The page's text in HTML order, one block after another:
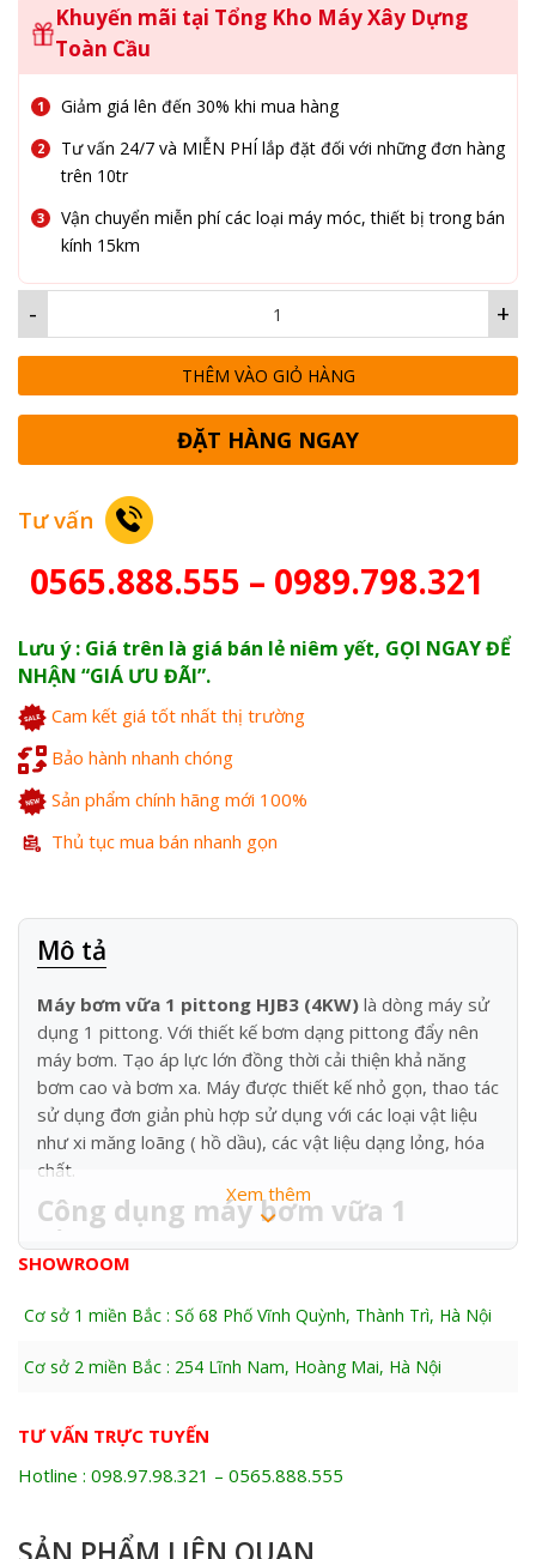
Khuyến mãi tại Tổng Kho Máy Xây Dựng
Toàn Cầu
Giảm giá lên đến 30% khi mua hàng
Tư vấn 24/7 và MIỄN PHÍ lắp đặt đối với những đơn hàng
trên 10tr
Vận chuyển miễn phí các loại máy móc, thiết bị trong bán
kính 15km
+
-
THÊM VÀO GIỎ HÀNG
ĐẶT HÀNG NGAY
Tư vấn
0565.888.555 – 0989.798.321
Lưu ý : Giá trên là giá bán lẻ niêm yết, GỌI NGAY ĐỂ
NHẬN “GIÁ ƯU ĐÃI”.
Cam kết giá tốt nhất thị trường
Bảo hành nhanh chóng
Sản phẩm chính hãng mới 100%
Thủ tục mua bán nhanh gọn
Mô tả
Máy bơm vữa 1 pittong HJB3 (4KW) là dòng máy sử
dụng 1 pittong. Với thiết kế bơm dạng pittong đẩy nên
máy bơm. Tạo áp lực lớn đồng thời cải thiện khả năng
bơm cao và bơm xa. Máy được thiết kế nhỏ gọn, thao tác
sử dụng đơn giản phù hợp sử dụng với các loại vật liệu
như xi măng loãng ( hồ dầu), các vật liệu dạng lỏng, hóa
chất.
Công dụng máy bơm vữa 1
piston HJB3 (4KW)
2 –bơm siêu âm cọc nhồi
4 –bơm xi măng trong công trình sử dụng cọc xi măng
Ứng dụng chính của máy bơm
Trong xây dựng: máy được sử để vận chuyển vữa theo
Xem thêm
SHOWROOM
Cơ sở 1 miền Bắc : Số 68 Phố Vĩnh Quỳnh, Thành Trì, Hà Nội
Cơ sở 2 miền Bắc : 254 Lĩnh Nam, Hoàng Mai, Hà Nội
TƯ VẤN TRỰC TUYẾN
Hotline : 098.97.98.321 – 0565.888.555